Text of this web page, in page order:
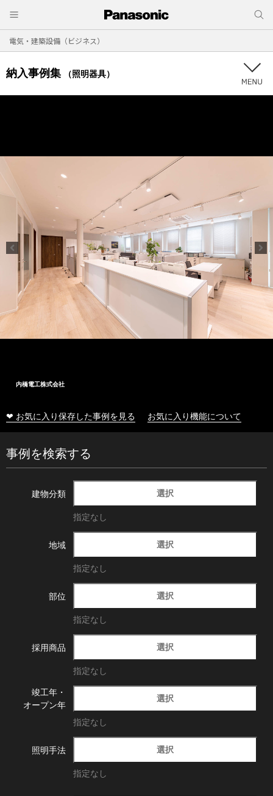
電気・建築設備（ビジネス）
納入事例集 （照明器具）
内橋電工株式会社
❤ お気に入り保存した事例を見る お気に入り機能について
事例を検索する
建物分類 選択
指定なし
地域 選択
指定なし
部位 選択
指定なし
採用商品 選択
指定なし
竣工年・
オープン年
選択
指定なし
照明手法 選択
指定なし